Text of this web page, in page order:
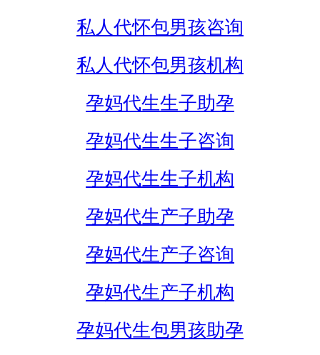
私人代怀包男孩咨询
私人代怀包男孩机构
孕妈代生生子助孕
孕妈代生生子咨询
孕妈代生生子机构
孕妈代生产子助孕
孕妈代生产子咨询
孕妈代生产子机构
孕妈代生包男孩助孕